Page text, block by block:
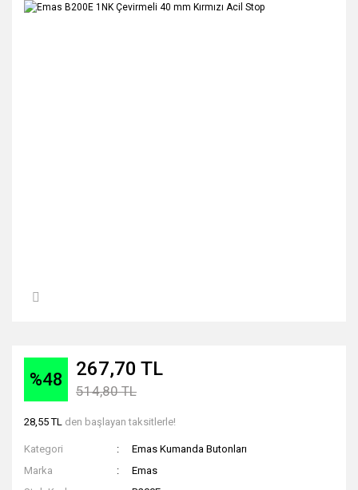
%48 267,70 TL
514,80 TL
28,55 TL den başlayan taksitlerle!
Kategori
Emas Kumanda Butonları
Marka
Emas